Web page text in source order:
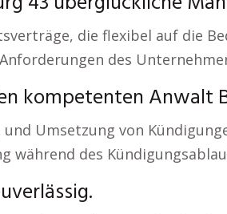
die flexibel auf die
des
kompetenten Anwalt
Umsetzung von
während des